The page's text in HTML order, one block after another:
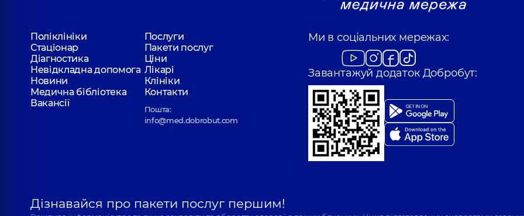
Поліклініки
Послуги
Стаціонар
Пакети послуг
Діагностика
Ціни
Невідкладна допомога Лікарі
Новини
Клініки
Медична бібліотека
Контакти
Вакансії
Пошта:
info@med.dobrobut.com
Ми в соціальних мережах:
Завантажуй додаток Добробут:
Дізнавайся про пакети послуг першим!